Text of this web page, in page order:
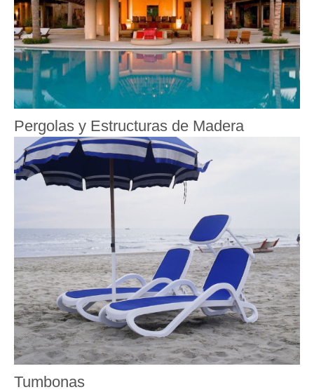
Pergolas y Estructuras de Madera
Tumbonas